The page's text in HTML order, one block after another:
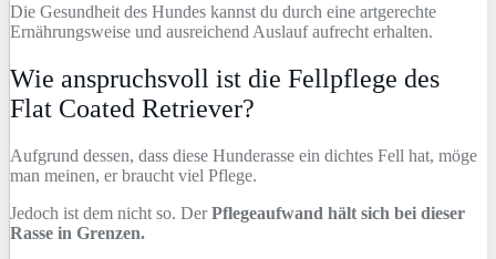
Die Gesundheit des Hundes kannst du durch eine artgerechte
Ernährungsweise und ausreichend Auslauf aufrecht erhalten.
Wie anspruchsvoll ist die Fellpflege des
Flat Coated Retriever?
Aufgrund dessen, dass diese Hunderasse ein dichtes Fell hat, möge
man meinen, er braucht viel Pflege.
Jedoch ist dem nicht so. DerPflegeaufwand hält sich bei dieser
Rasse in Grenzen.